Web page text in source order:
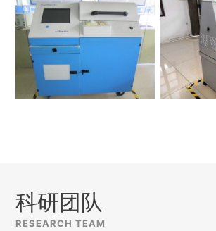
科研团队
RESEARCH TEAM